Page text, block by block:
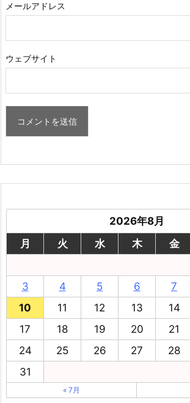
メールアドレス
ウェブサイト
2026年8月
月
火 水 木 金
3
4 5 6 7
10
11 12 13 14
17
18 19 20 21
24
25 26 27 28
31
« 7月